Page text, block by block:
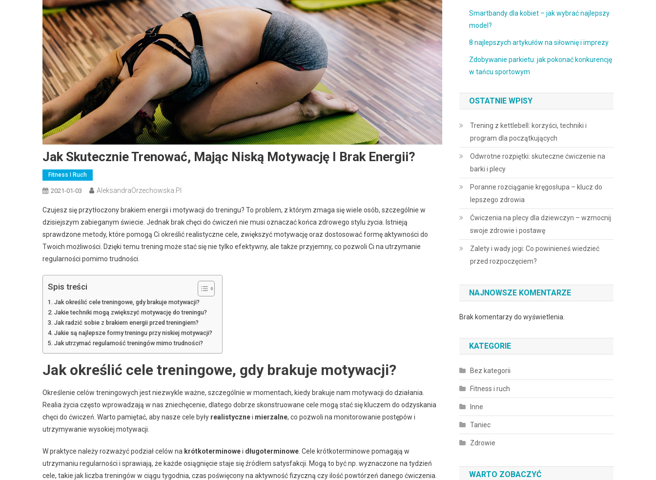
Jak Skutecznie Trenować, Mając Niską Motywację I Brak Energii?
Fitness I Ruch
2021-01-03 AleksandraOrzechowska.pl
Czujesz się przytłoczony brakiem energii i motywacji do treningu? To problem, z którym zmaga się wiele osób, szczególnie w
dzisiejszym zabieganym świecie. Jednak brak chęci do ćwiczeń nie musi oznaczać końca zdrowego stylu życia. Istnieją
sprawdzone metody, które pomogą Ci określić realistyczne cele, zwiększyć motywację oraz dostosować formę aktywności do
Twoich możliwości. Dzięki temu trening może stać się nie tylko efektywny, ale także przyjemny, co pozwoli Ci na utrzymanie
regularności pomimo trudności.
Spis treści
Jak określić cele treningowe, gdy brakuje motywacji?
Jakie techniki mogą zwiększyć motywację do treningu?
Jak radzić sobie z brakiem energii przed treningiem?
Jakie są najlepsze formy treningu przy niskiej motywacji?
Jak utrzymać regularność treningów mimo trudności?
Jak określić cele treningowe, gdy brakuje motywacji?
Określenie celów treningowych jest niezwykle ważne, szczególnie w momentach, kiedy brakuje nam motywacji do działania.
Realia życia często wprowadzają w nas zniechęcenie, dlatego dobrze skonstruowane cele mogą stać się kluczem do odzyskania
chęci do ćwiczeń. Warto pamiętać, aby nasze cele były realistycznei mierzalne, co pozwoli na monitorowanie postępów i
utrzymywanie wysokiej motywacji.
W praktyce należy rozważyć podział celów na krótkoterminowei długoterminowe . Cele krótkoterminowe pomagają w
utrzymaniu regularności i sprawiają, że każde osiągnięcie staje się źródłem satysfakcji. Mogą to być np. wyznaczone na tydzień
cele, takie jak liczba treningów w ciągu tygodnia, czas poświęcony na aktywność fizyczną czy ilość powtórzeń danego ćwiczenia.
Smartbandy dla kobiet – jak wybrać najlepszy
model?
8 najlepszych artykułów na siłownię i imprezy
Zdobywanie parkietu: jak pokonać konkurencję
w tańcu sportowym
OSTATNIE WPISY
Trening z kettlebell: korzyści, techniki i
program dla początkujących
Odwrotne rozpiętki: skuteczne ćwiczenie na
barki i plecy
Poranne rozciąganie kręgosłupa – klucz do
lepszego zdrowia
Ćwiczenia na plecy dla dziewczyn – wzmocnij
swoje zdrowie i postawę
Zalety i wady jogi: Co powinieneś wiedzieć
przed rozpoczęciem?
NAJNOWSZE KOMENTARZE
Brak komentarzy do wyświetlenia.
KATEGORIE
Bez kategorii
Fitness i ruch
Inne
Taniec
Zdrowie
WARTO ZOBACZYĆ